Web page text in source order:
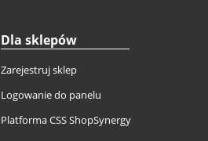
Dla sklepów
Zarejestruj sklep
Logowanie do panelu
Platforma CSS ShopSynergy